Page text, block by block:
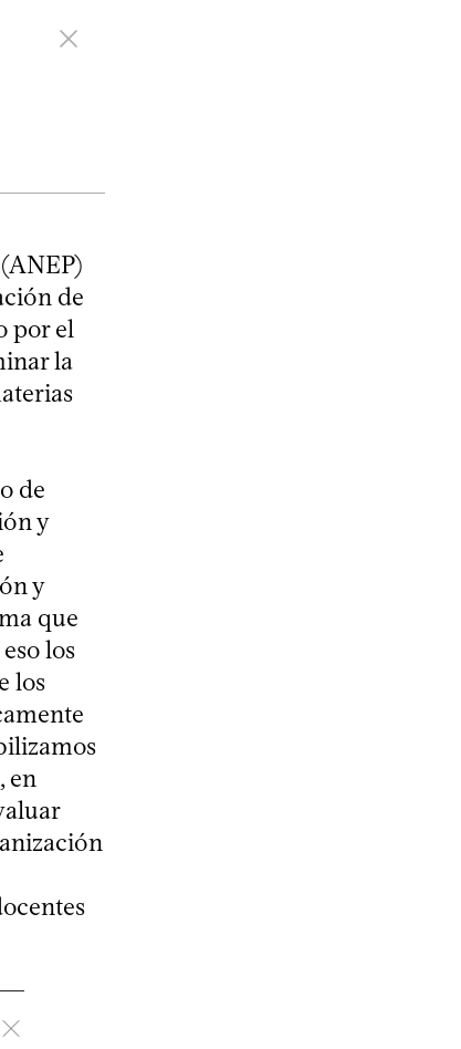
de
por el
la
de
y
y
que
los
los
en